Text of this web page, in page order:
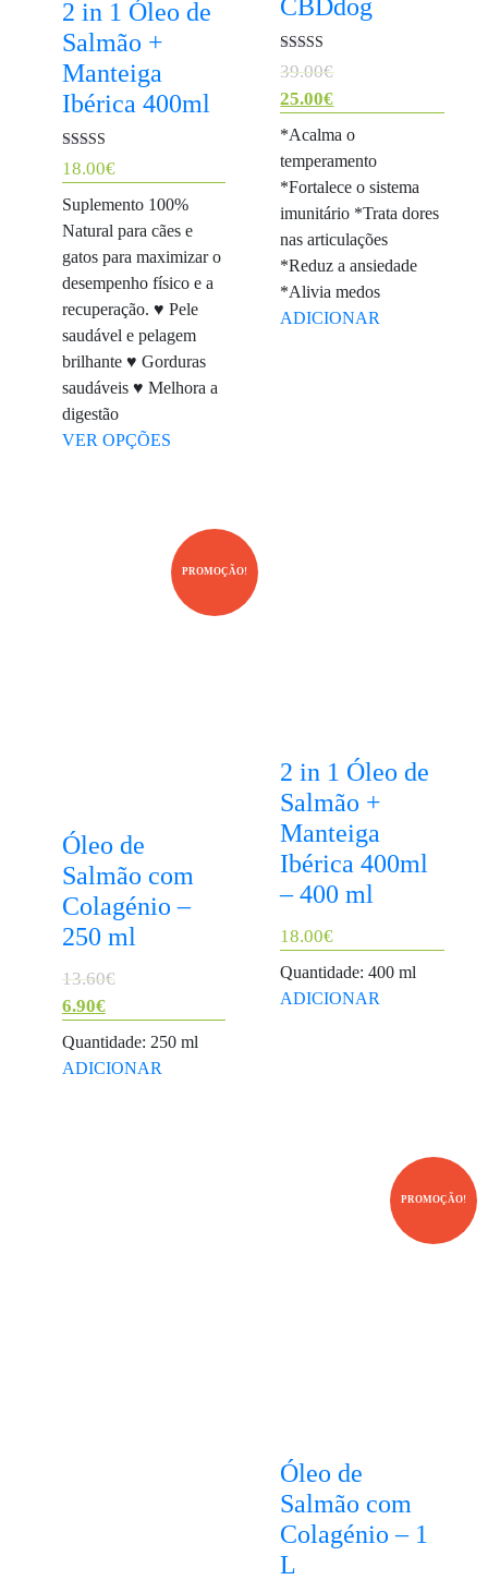
CBDdog
Avaliação
5.00
de 5
39.00€O
preço
39.00€.
25.00€
O
preço
atual
é:
25.00€.
*Acalma o
temperamento
*Fortalece o sistema
imunitário *Trata dores
nas articulações
*Reduz a ansiedade
*Alivia medos
ADICIONAR
2 in 1 Óleo de
Salmão +
Manteiga
Ibérica 400ml
Avaliação
5.00
18.00€
Suplemento 100%
Natural para cães e
gatos para maximizar o
desempenho físico e a
recuperação. ♥ Pele
saudável e pelagem
brilhante ♥ Gorduras
saudáveis ♥ Melhora a
digestão
VER OPÇÕES
2 in 1 Óleo de
Salmão +
Manteiga
Ibérica 400ml
– 400 ml
18.00€
Quantidade: 400 ml
ADICIONAR
PROMOÇÃO!
Óleo de
Salmão com
Colagénio –
250 ml
13.60€O
original
era:
6.90€
O
preço
Quantidade: 250 ml
ADICIONAR
PROMOÇÃO!
Óleo de
Salmão com
Colagénio – 1
L